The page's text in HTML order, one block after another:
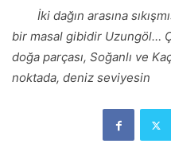
İki dağın arasına
bir masal gibidir Uzungöl…
doğa parçası, Soğanlı ve
noktada, deniz seviyesin